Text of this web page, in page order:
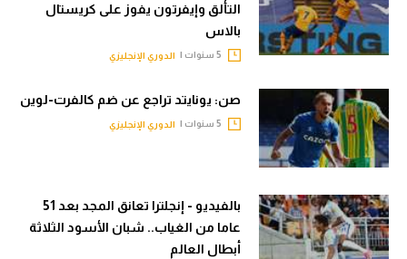
التألق وإيفرتون يفوز على كريستال
بالاس
الدوري الإنجليزي
صن: يونايتد تراجع عن ضم كالفرت-لوين
الدوري الإنجليزي
بالفيديو - إنجلترا تعانق المجد بعد 51
عاما من الغياب.. شبان الأسود الثلاثة
أبطال العالم